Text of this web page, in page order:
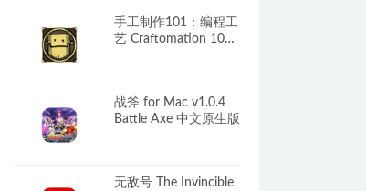
手工制作101：编程工
艺 Craftomation 101:
战斧 for Mac v1.0.4
Battle Axe 中文原生版
无敌号 The Invincible